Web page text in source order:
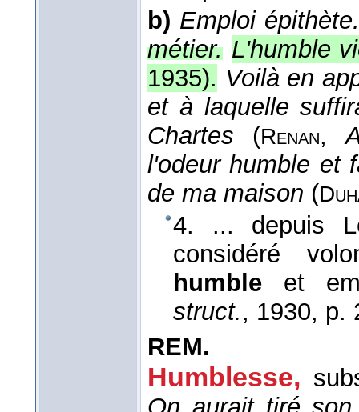
b) Emploi épithète.
métier. L'humble
1935). Voilà en
et à laquelle
Chartes (Renan,
l'odeur humble et
de ma maison (
4. ... depuis
considéré
humble et
struct., 1930, p.
REM.
Humblesse,